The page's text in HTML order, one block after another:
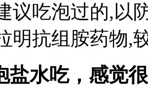
议吃泡过的,以
明抗组胺药物,
盐水吃，感觉